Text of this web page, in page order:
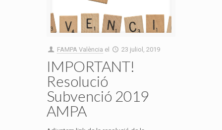
FAMPA València el 23 juliol, 2019
IMPORTANT!
Resolució
Subvenció 2019
AMPA